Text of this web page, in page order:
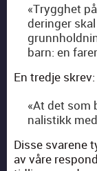
«Tryg­ghet
deringer
barn: en
En tred­je skrev:
«At det
nal­is­tikk
Disse svarene
av våre